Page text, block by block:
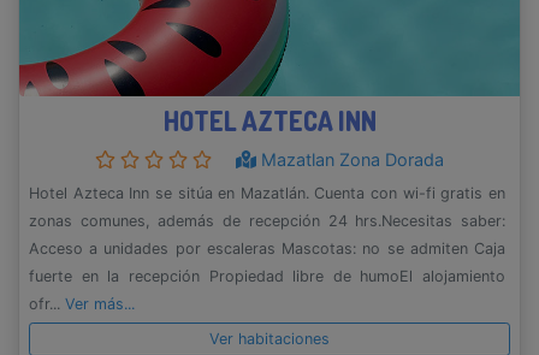
HOTEL AZTECA INN
Mazatlan Zona Dorada
Hotel Azteca Inn se sitúa en Mazatlán. Cuenta con wi-fi gratis en
zonas comunes, además de recepción 24 hrs.Necesitas saber:
Acceso a unidades por escaleras Mascotas: no se admiten Caja
fuerte en la recepción Propiedad libre de humoEl alojamiento
ofr... Ver más...
Ver habitaciones